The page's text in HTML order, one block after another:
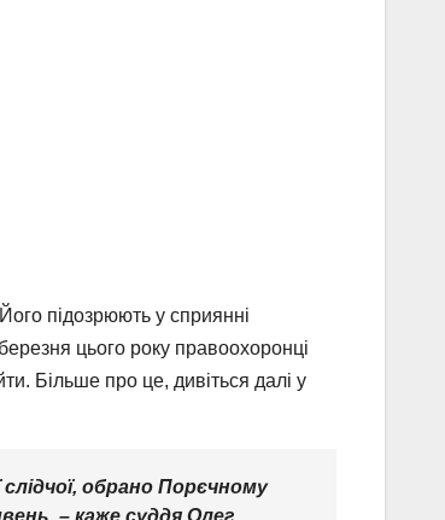
підозрюють у сприянні
цього року правоохоронці
Більше про це, дивіться далі у
обрано Порєчному